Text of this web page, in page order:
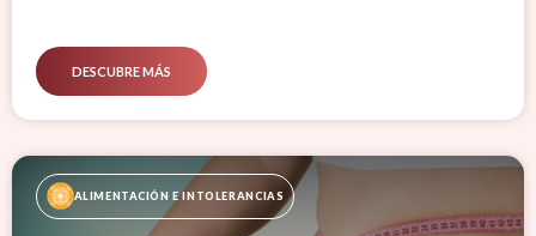
DESCUBRE MÁS
ALIMENTACIÓN E INTOLERANCIAS